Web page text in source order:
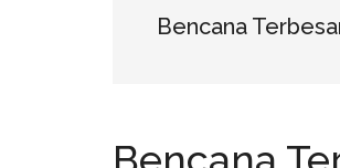
Bencana